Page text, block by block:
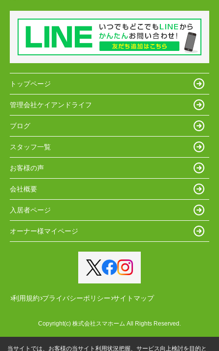
トップページ
管理会社ケイアンドライフ
ブログ
スタッフ一覧
お客様の声
会社概要
入居者ページ
オーナー様マイページ
利用規約 プライバシーポリシー サイトマップ
Copyright(c) 株式会社スマホーム All Rights Reserved.
当サイトでは、お客様の当サイト利用状況把握、サービス向上検討を目的と